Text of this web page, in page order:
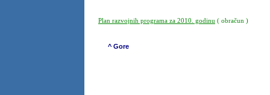
Plan razvojnih programa za 2010. godinu ( obračun )
^ Gore